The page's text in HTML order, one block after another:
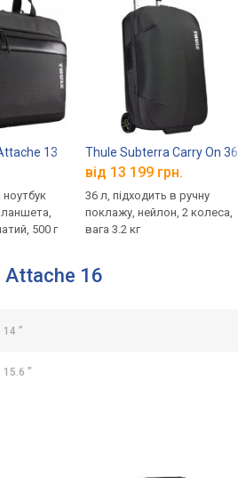
13
ноутбук
500 г
Thule Subterra Carry On 36L
від 13 199 грн.
36 л, підходить в ручну
поклажу, нейлон, 2 колеса,
вага 3.2 кг
Attache 16
14 "
15.6 "